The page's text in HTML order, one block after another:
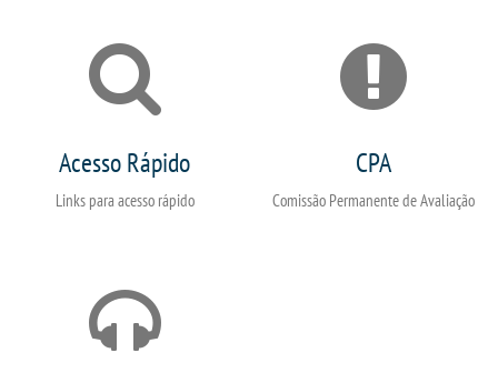
Acesso Rápido
Links para acesso rápido
CPA
Comissão Permanente de Avaliação